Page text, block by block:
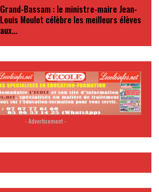
Grand-Bassam : le ministre-maire Jean-
Louis Moulot célèbre les meilleurs élèves
aux…
- Advertisement -